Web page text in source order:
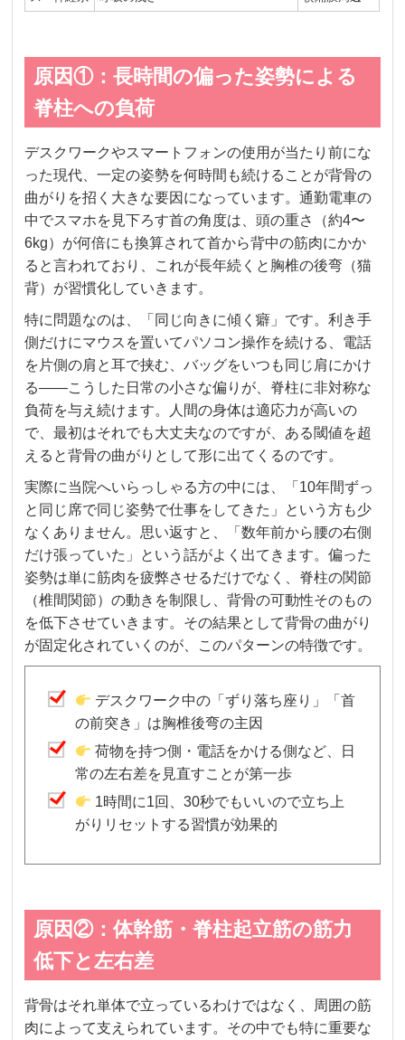
原因①：長時間の偏った姿勢による
脊柱への負荷
デスクワークやスマートフォンの使用が当たり前にな
った現代、一定の姿勢を何時間も続けることが背骨の
曲がりを招く大きな要因になっています。通勤電車の
中でスマホを見下ろす首の角度は、頭の重さ（約4〜
6kg）が何倍にも換算されて首から背中の筋肉にかか
ると言われており、これが長年続くと胸椎の後弯（猫
背）が習慣化していきます。
特に問題なのは、「同じ向きに傾く癖」です。利き手
側だけにマウスを置いてパソコン操作を続ける、電話
を片側の肩と耳で挟む、バッグをいつも同じ肩にかけ
る——こうした日常の小さな偏りが、脊柱に非対称な
負荷を与え続けます。人間の身体は適応力が高いの
で、最初はそれでも大丈夫なのですが、ある閾値を超
えると背骨の曲がりとして形に出てくるのです。
実際に当院へいらっしゃる方の中には、「10年間ずっ
と同じ席で同じ姿勢で仕事をしてきた」という方も少
なくありません。思い返すと、「数年前から腰の右側
だけ張っていた」という話がよく出てきます。偏った
姿勢は単に筋肉を疲弊させるだけでなく、脊柱の関節
（椎間関節）の動きを制限し、背骨の可動性そのもの
を低下させていきます。その結果として背骨の曲がり
が固定化されていくのが、このパターンの特徴です。
デスクワーク中の「ずり落ち座り」「首
の前突き」は胸椎後弯の主因
荷物を持つ側・電話をかける側など、日
常の左右差を見直すことが第一歩
1時間に1回、30秒でもいいので立ち上
がりリセットする習慣が効果的
原因②：体幹筋・脊柱起立筋の筋力
低下と左右差
背骨はそれ単体で立っているわけではなく、周囲の筋
肉によって支えられています。その中でも特に重要な